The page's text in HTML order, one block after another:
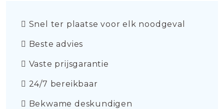
Snel ter plaatse voor elk noodgeval
Beste advies
Vaste prijsgarantie
24/7 bereikbaar
Bekwame deskundigen